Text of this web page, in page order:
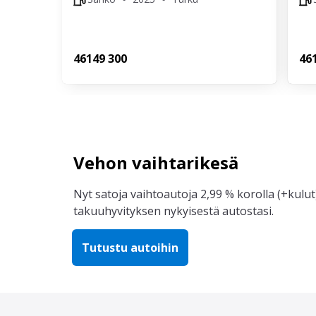
46149 300
Vehon vaihtarikesä
Nyt satoja vaihtoautoja 2,99 % korolla
takuuhyvityksen nykyisestä autostasi.
Tutustu autoihin